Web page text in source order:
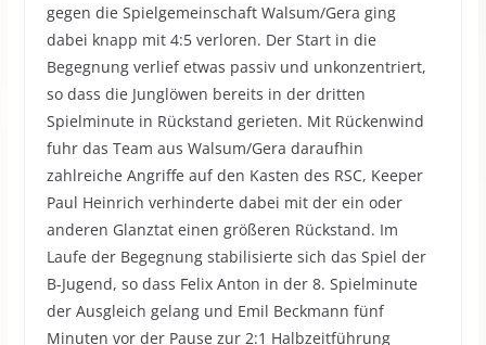
gegen die Spielgemeinschaft Walsum/Gera ging
dabei knapp mit 4:5 verloren. Der Start in die
Begegnung verlief etwas passiv und unkonzentriert,
so dass die Junglöwen bereits in der dritten
Spielminute in Rückstand gerieten. Mit Rückenwind
fuhr das Team aus Walsum/Gera daraufhin
zahlreiche Angriffe auf den Kasten des RSC, Keeper
Paul Heinrich verhinderte dabei mit der ein oder
anderen Glanztat einen größeren Rückstand. Im
Laufe der Begegnung stabilisierte sich das Spiel der
B-Jugend, so dass Felix Anton in der 8. Spielminute
der Ausgleich gelang und Emil Beckmann fünf
Minuten vor der Pause zur 2:1 Halbzeitführung